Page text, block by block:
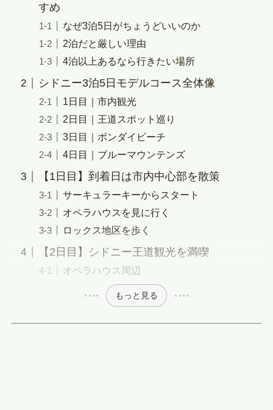
すめ
なぜ3泊5日がちょうどいいのか
2泊だと厳しい理由
4泊以上あるなら行きたい場所
シドニー3泊5日モデルコース全体像
1日目｜市内観光
2日目｜王道スポット巡り
3日目｜ボンダイビーチ
4日目｜ブルーマウンテンズ
【1日目】到着日は市内中心部を散策
サーキュラーキーからスタート
オペラハウスを見に行く
ロックス地区を歩く
【2日目】シドニー王道観光を満喫
オペラハウス周辺
もっと見る